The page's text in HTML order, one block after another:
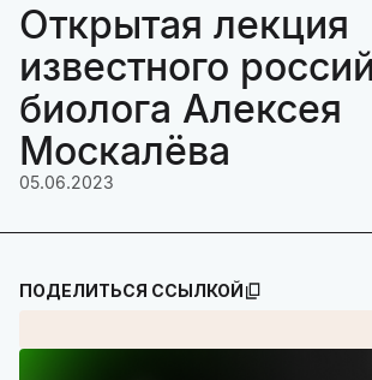
Открытая лекция
известного
биолога Алексея
Москалёва
05.06.2023
ПОДЕЛИТЬСЯ ССЫЛКОЙ